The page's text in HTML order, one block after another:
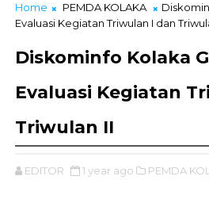
Home PEMDA KOLAKA
Evaluasi Kegiatan Triwulan I dan
Diskominfo Kolaka
Evaluasi Kegiatan
Triwulan II
EDITOR 1 year ago PEMDA